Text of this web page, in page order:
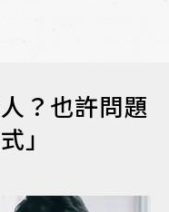
？也許問題
」